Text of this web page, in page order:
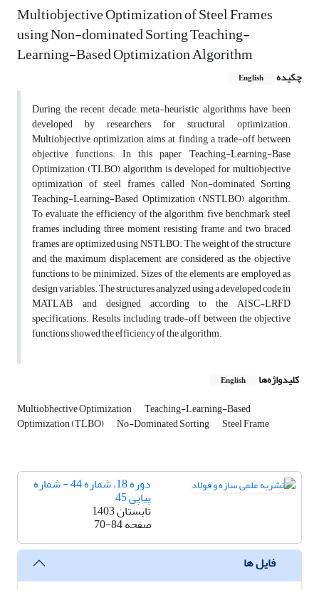
Multiobjective Optimization of Steel Frames
using Non-dominated Sorting Teaching-
Learning-Based Optimization Algorithm
چکیده English
During the recent decade, meta-heuristic algorithms have been
developed by researchers for structural optimization.
Multiobjective optimization aims at finding a trade-off between
objective functions. In this paper, Teaching-Learning-Base
Optimization (TLBO) algorithm is developed for multiobjective
optimization of steel frames, called Non-dominated Sorting
Teaching-Learning-Based Optimization (NSTLBO) algorithm.
To evaluate the efficiency of the algorithm, five benchmark steel
frames including three moment resisting frame and two braced
frames are optimized using NSTLBO. The weight of the structure
and the maximum displacement are considered as the objective
functions to be minimized. Sizes of the elements are employed as
design variables. The structures analyzed using a developed code in
MATLAB, and designed according to the AISC-LRFD
specifications. Results including trade-off between the objective
functions showed the efficiency of the algorithm.
کلیدواژه‌ها English
Multiobhective Optimization Teaching-Learning-Based
Optimization (TLBO) No-Dominated Sorting Steel Frame
دوره 18، شماره 44 - شماره
پیاپی 45
تابستان 1403
صفحه70-84
فایل ها